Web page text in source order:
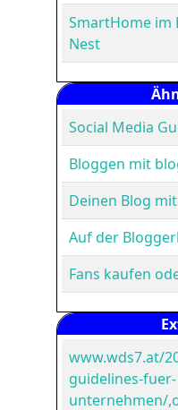
SmartHome im
Nest
Social Media
Bloggen mit
Deinen Blog
Auf der
Fans kaufen
www.wds7.at/
guidelines-fuer-
unternehmen/